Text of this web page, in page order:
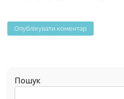
Пошук